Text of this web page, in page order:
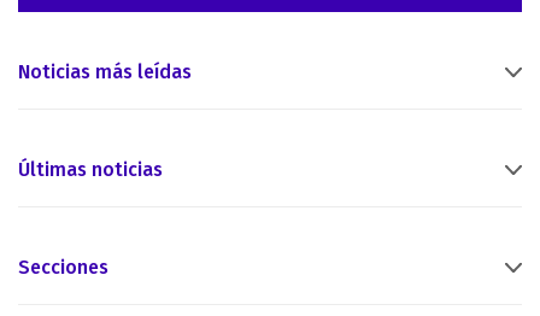
Noticias más leídas
Últimas noticias
Secciones